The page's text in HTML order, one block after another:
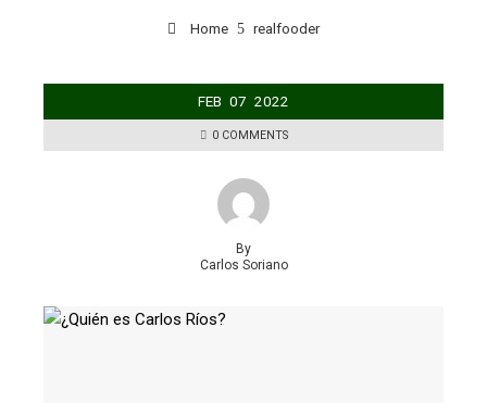
Home realfooder
FEB 07 2022
0 COMMENTS
By
Carlos Soriano